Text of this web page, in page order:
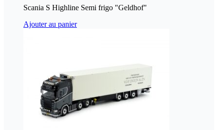
Scania S Highline Semi frigo "Geldhof"
Ajouter au panier